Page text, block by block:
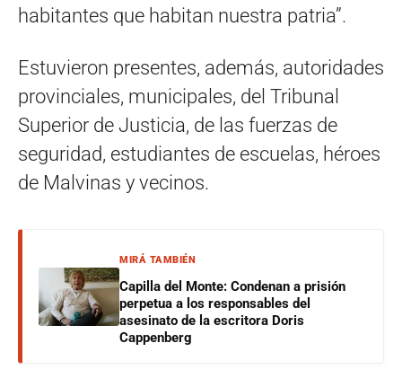
habitantes que habitan nuestra patria”.
Estuvieron presentes, además, autoridades
provinciales, municipales, del Tribunal
Superior de Justicia, de las fuerzas de
seguridad, estudiantes de escuelas, héroes
de Malvinas y vecinos.
MIRÁ TAMBIÉN
Capilla del Monte: Condenan a prisión
perpetua a los responsables del
asesinato de la escritora Doris
Cappenberg